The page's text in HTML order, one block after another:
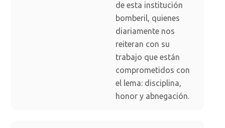
de esta institución
bomberil, quienes
diariamente nos
reiteran con su
trabajo que están
comprometidos con
el lema: disciplina,
honor y abnegación.